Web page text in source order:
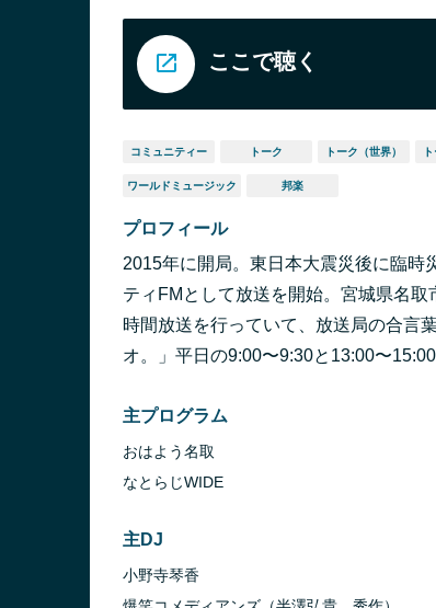
ここで聴く
コミュニティー トーク トーク（世界）
ワールドミュージック 邦楽
プロフィール
2015年に開局。東日本大震災後に臨時
ティFMとして放送を開始。宮城県名
時間放送を行っていて、放送局の合
オ。」平日の9:00〜9:30と13:00〜
主プログラム
おはよう名取
なとらじWIDE
主DJ
小野寺琴香